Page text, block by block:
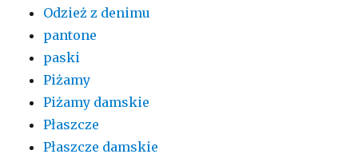
Odzież z denimu
pantone
paski
Piżamy
Piżamy damskie
Płaszcze
Płaszcze damskie